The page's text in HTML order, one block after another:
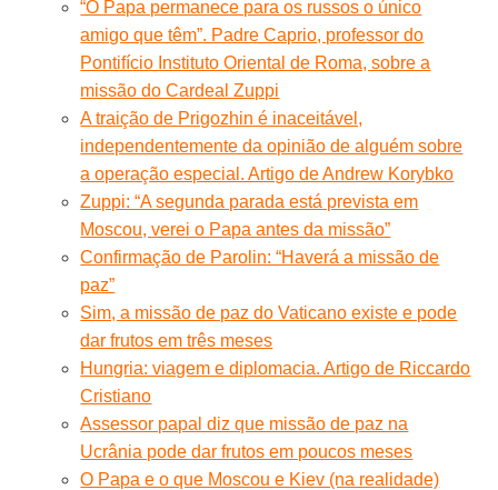
“O Papa permanece para os russos o único
amigo que têm”. Padre Caprio, professor do
Pontifício Instituto Oriental de Roma, sobre a
missão do Cardeal Zuppi
A traição de Prigozhin é inaceitável,
independentemente da opinião de alguém sobre
a operação especial. Artigo de Andrew Korybko
Zuppi: “A segunda parada está prevista em
Moscou, verei o Papa antes da missão”
Confirmação de Parolin: “Haverá a missão de
paz”
Sim, a missão de paz do Vaticano existe e pode
dar frutos em três meses
Hungria: viagem e diplomacia. Artigo de Riccardo
Cristiano
Assessor papal diz que missão de paz na
Ucrânia pode dar frutos em poucos meses
O Papa e o que Moscou e Kiev (na realidade)